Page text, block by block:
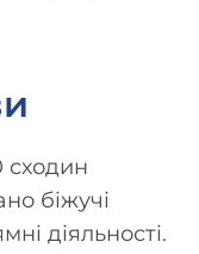
сходин
біжучі
діяльності.